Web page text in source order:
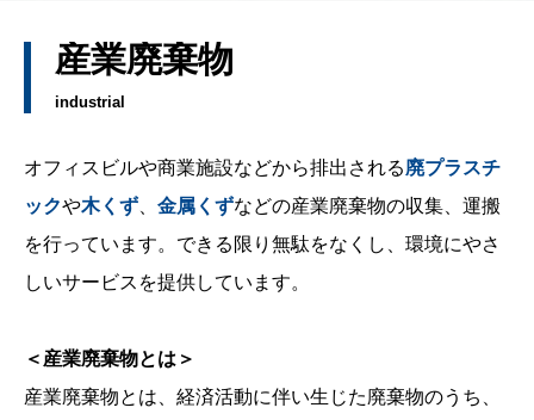
産業廃棄物
industrial
オフィスビルや商業施設などから排出される廃プラスチ
ックや木くず 金属くずなどの産業廃棄物の収集、運搬
を行っています。できる限り無駄をなくし、環境にやさ
しいサービスを提供しています。
＜産業廃棄物とは＞
産業廃棄物とは、経済活動に伴い生じた廃棄物のうち、